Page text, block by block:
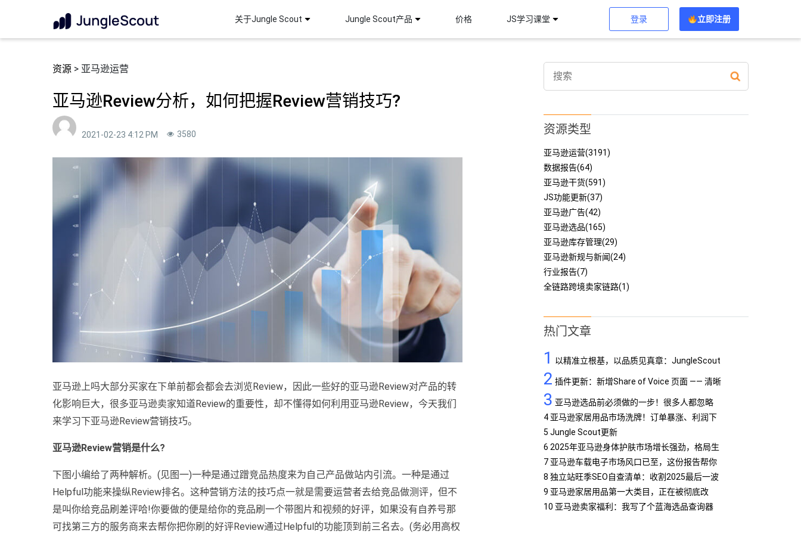
关于Jungle Scout Jungle Scout产品 价格 JS学习课堂 登录 立即注册
资源 > 亚马逊运营
亚马逊Review分析，如何把握Review营销技巧?
2021-02-23 4:12 PM 3580
亚马逊上吗大部分买家在下单前都会都会去浏览Review，因此一些好的亚马逊Review对产品的转
化影响巨大，很多亚马逊卖家知道Review的重要性，却不懂得如何利用亚马逊Review，今天我们
来学习下亚马逊Review营销技巧。
亚马逊Review营销是什么?
下图小编给了两种解析。(见图一)一种是通过蹭竞品热度来为自己产品做站内引流。一种是通过
Helpful功能来操纵Review排名。这种营销方法的技巧点一就是需要运营者去给竞品做测评，但不
是叫你给竞品刷差评哈!你要做的便是给你的竞品刷一个带图片和视频的好评，如果没有自养号那
可找第三方的服务商来去帮你把你刷的好评Review通过Helpful的功能顶到前三名去。(务必用高权
资源类型
亚马逊运营(3191)
数据报告(64)
亚马逊干货(591)
JS功能更新(37)
亚马逊广告(42)
亚马逊选品(165)
亚马逊库存管理(29)
亚马逊新规与新闻(24)
行业报告(7)
全链路跨境卖家链路(1)
热门文章
1
以精准立根基，以品质见真章：JungleScout
定义亚马逊工具专业标杆
2 插件更新：新增Share of Voice 页面 —— 清晰
呈现品牌竞争格局
3 亚马逊选品前必须做的一步！很多人都忽略
了…
4 亚马逊家居用品市场洗牌！订单暴涨、利润下
5 Jungle Scout更新
6 2025年亚马逊身体护肤市场增长强劲，格局生
7 亚马逊车载电子市场风口已至，这份报告帮你
抢占先机
8 独立站旺季SEO自查清单：收割2025最后一波
9 亚马逊家居用品第一大类目，正在被彻底改
10 亚马逊卖家福利：我写了个蓝海选品查询器